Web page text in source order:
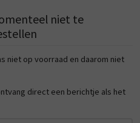
niet te
niet op voorraad en daarom niet
direct een berichtje als het